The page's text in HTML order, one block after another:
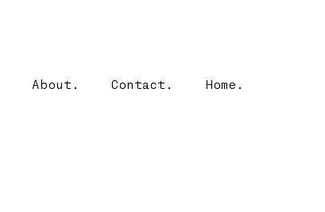
About. Contact. Home.